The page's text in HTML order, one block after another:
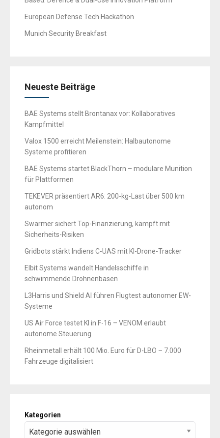
European Defense Tech Hackathon
Munich Security Breakfast
Neueste Beiträge
BAE Systems stellt Brontanax vor: Kollaboratives
Kampfmittel
Valox 1500 erreicht Meilenstein: Halbautonome
Systeme profitieren
BAE Systems startet BlackThorn – modulare Munition
für Plattformen
TEKEVER präsentiert AR6: 200-kg-Last über 500 km
autonom
Swarmer sichert Top-Finanzierung, kämpft mit
Sicherheits-Risiken
Gridbots stärkt Indiens C-UAS mit KI-Drone-Tracker
Elbit Systems wandelt Handelsschiffe in
schwimmende Drohnenbasen
L3Harris und Shield AI führen Flugtest autonomer EW-
Systeme
US Air Force testet KI in F-16 – VENOM erlaubt
autonome Steuerung
Rheinmetall erhält 100 Mio. Euro für D-LBO – 7.000
Fahrzeuge digitalisiert
Kategorien